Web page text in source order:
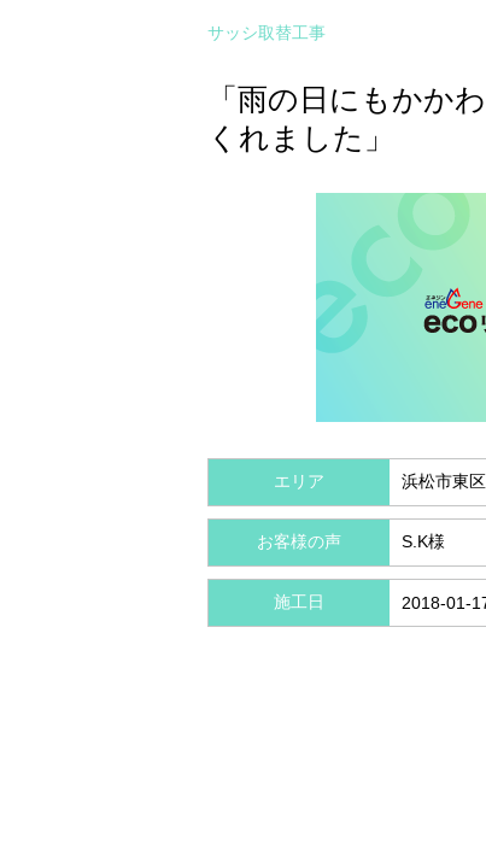
サッシ取替工事
「雨の日にもかか
くれました」
エリア 浜松市東区
お客様の声 S.K様
施工日 2018-01-